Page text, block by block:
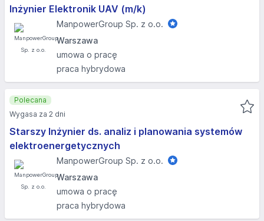
Inżynier Elektronik UAV (m/k)
ManpowerGroup Sp. z o.o.
Warszawa
umowa o pracę
praca hybrydowa
Starszy Inżynier ds. analiz i planowania systemów
elektroenergetycznych
ManpowerGroup Sp. z o.o.
Warszawa
umowa o pracę
praca hybrydowa
Polecana
Wygasa za 2 dni